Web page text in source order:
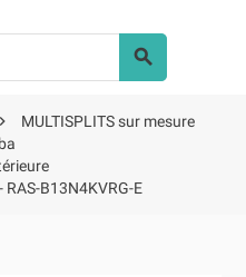


MULTISPLITS sur mesure
RAS-B13N4KVRG-E